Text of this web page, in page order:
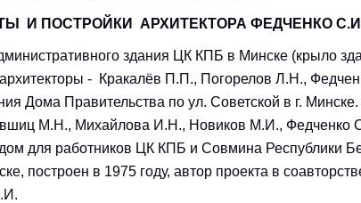
И ПОСТРОЙКИ АРХИТЕКТОРА ФЕДЧЕНКО
здания ЦК КПБ в Минске (крыло
- Кракалёв П.П., Погорелов Л.Н.,
Дома Правительства по ул. Советской в г.
М.Н., Михайлова И.Н., Новиков М.И., Федченко
для работников ЦК КПБ и Совмина Республики
построен в 1975 году, автор проекта в